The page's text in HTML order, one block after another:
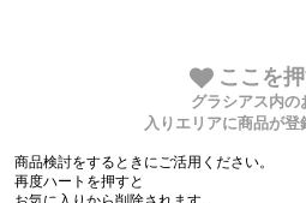
ここを
グラシアス内の
入りエリアに商品が登
商品検討をするときにご活用ください。
再度ハートを押すと